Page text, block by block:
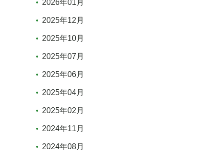
2026年01月
2025年12月
2025年10月
2025年07月
2025年06月
2025年04月
2025年02月
2024年11月
2024年08月